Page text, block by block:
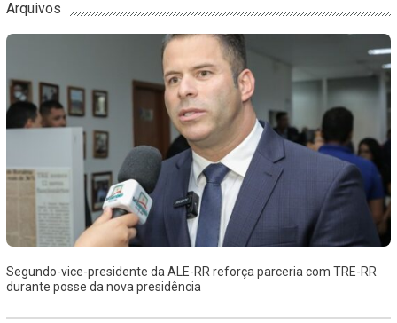
Arquivos
Segundo-vice-presidente da ALE-RR reforça parceria com TRE-RR
durante posse da nova presidência